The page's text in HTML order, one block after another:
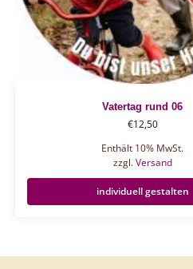
Vatertag rund 06
€12,50
Enthält 10% MwSt.
zzgl.Versand
individuell gestalten